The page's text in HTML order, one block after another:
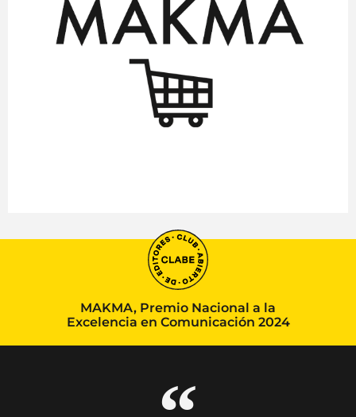
MAKMA, Premio Nacional a la
Excelencia en Comunicación 2024